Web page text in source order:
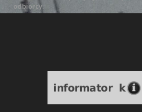
odbiorcy.